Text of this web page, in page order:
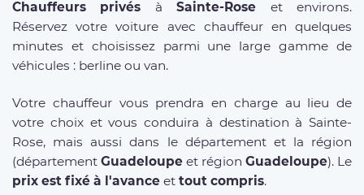
Chauffeurs privés àSainte-Rose et environs.
Réservez votre voiture avec chauffeur en quelques
minutes et choisissez parmi une large gamme de
véhicules : berline ou van.
Votre chauffeur vous prendra en charge au lieu de
votre choix et vous conduira à destination à Sainte-
Rose, mais aussi dans le département et la région
(département Guadeloupe et région Guadeloupe). Le
prix est fixé à l'avance et tout compris.